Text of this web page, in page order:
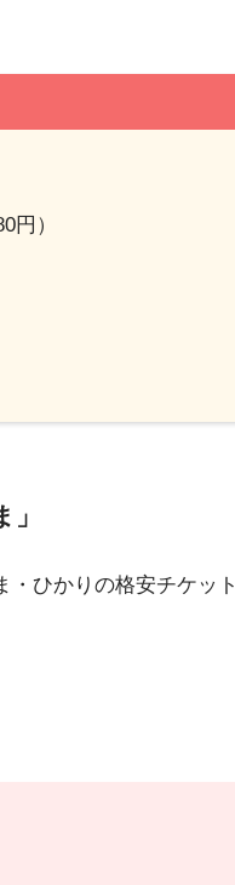
円）
ひかりの格安チケット